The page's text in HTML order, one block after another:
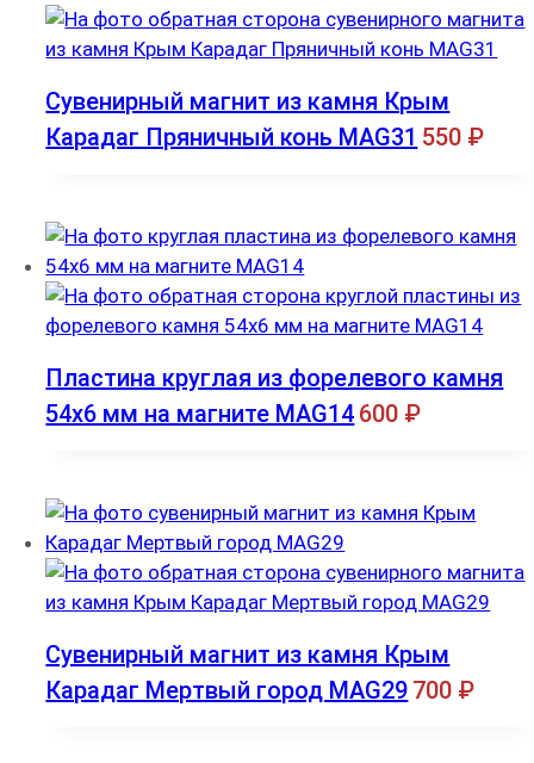
Сувенирный магнит из камня Крым
Карадаг Пряничный конь MAG31 550 ₽
Пластина круглая из форелевого камня
54х6 мм на магните MAG14 600 ₽
Сувенирный магнит из камня Крым
Карадаг Мертвый город MAG29 700 ₽